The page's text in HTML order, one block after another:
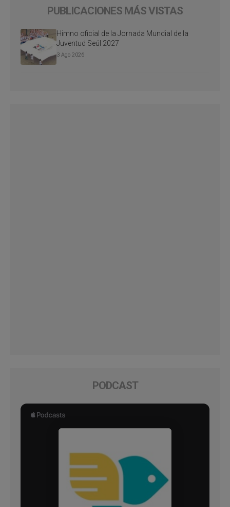
PUBLICACIONES MÁS VISTAS
Himno oficial de la Jornada Mundial de la
Juventud Seúl 2027
3 Ago 2026
PODCAST